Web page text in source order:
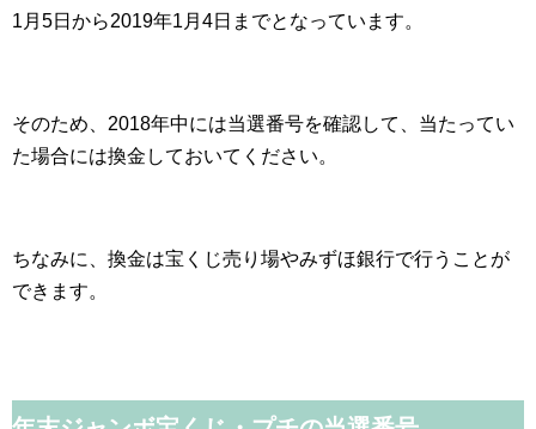
1月5日から2019年1月4日までとなっています。
そのため、2018年中には当選番号を確認して、当たってい
た場合には換金しておいてください。
ちなみに、換金は宝くじ売り場やみずほ銀行で行うことが
できます。